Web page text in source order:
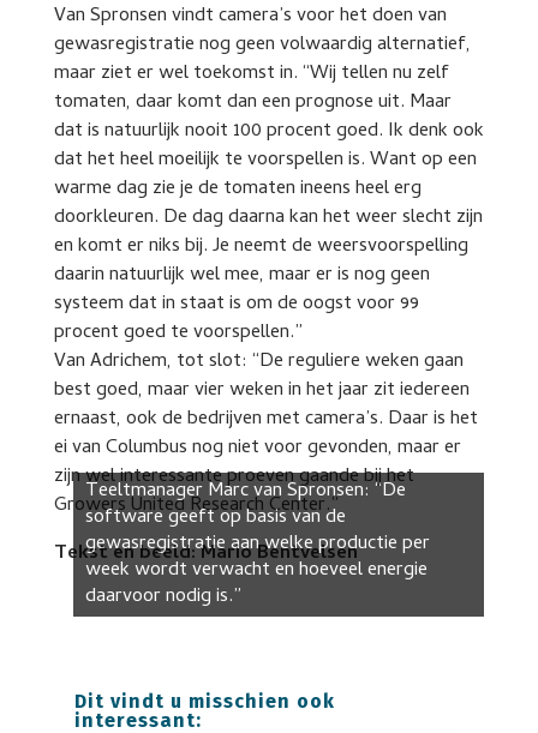
Van Spronsen vindt camera’s voor het doen van
gewasregistratie nog geen volwaardig alternatief,
maar ziet er wel toekomst in. “Wij tellen nu zelf
tomaten, daar komt dan een prognose uit. Maar
dat is natuurlijk nooit 100 procent goed. Ik denk ook
dat het heel moeilijk te voorspellen is. Want op een
warme dag zie je de tomaten ineens heel erg
doorkleuren. De dag daarna kan het weer slecht zijn
en komt er niks bij. Je neemt de weersvoorspelling
daarin natuurlijk wel mee, maar er is nog geen
systeem dat in staat is om de oogst voor 99
procent goed te voorspellen.”
Van Adrichem, tot slot: “De reguliere weken gaan
best goed, maar vier weken in het jaar zit iedereen
ernaast, ook de bedrijven met camera’s. Daar is het
ei van Columbus nog niet voor gevonden, maar er
zijn wel interessante proeven gaande bij het
Growers United Research Center.”
Tekst en beeld: Mario Bentvelsen
Teeltmanager Marc van Spronsen: “De
software geeft op basis van de
gewasregistratie aan welke productie per
week wordt verwacht en hoeveel energie
daarvoor nodig is.”
Dit vindt u misschien ook
interessant: